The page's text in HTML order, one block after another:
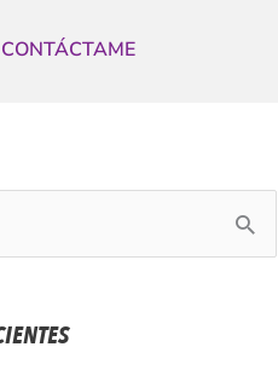
CONTÁCTAME